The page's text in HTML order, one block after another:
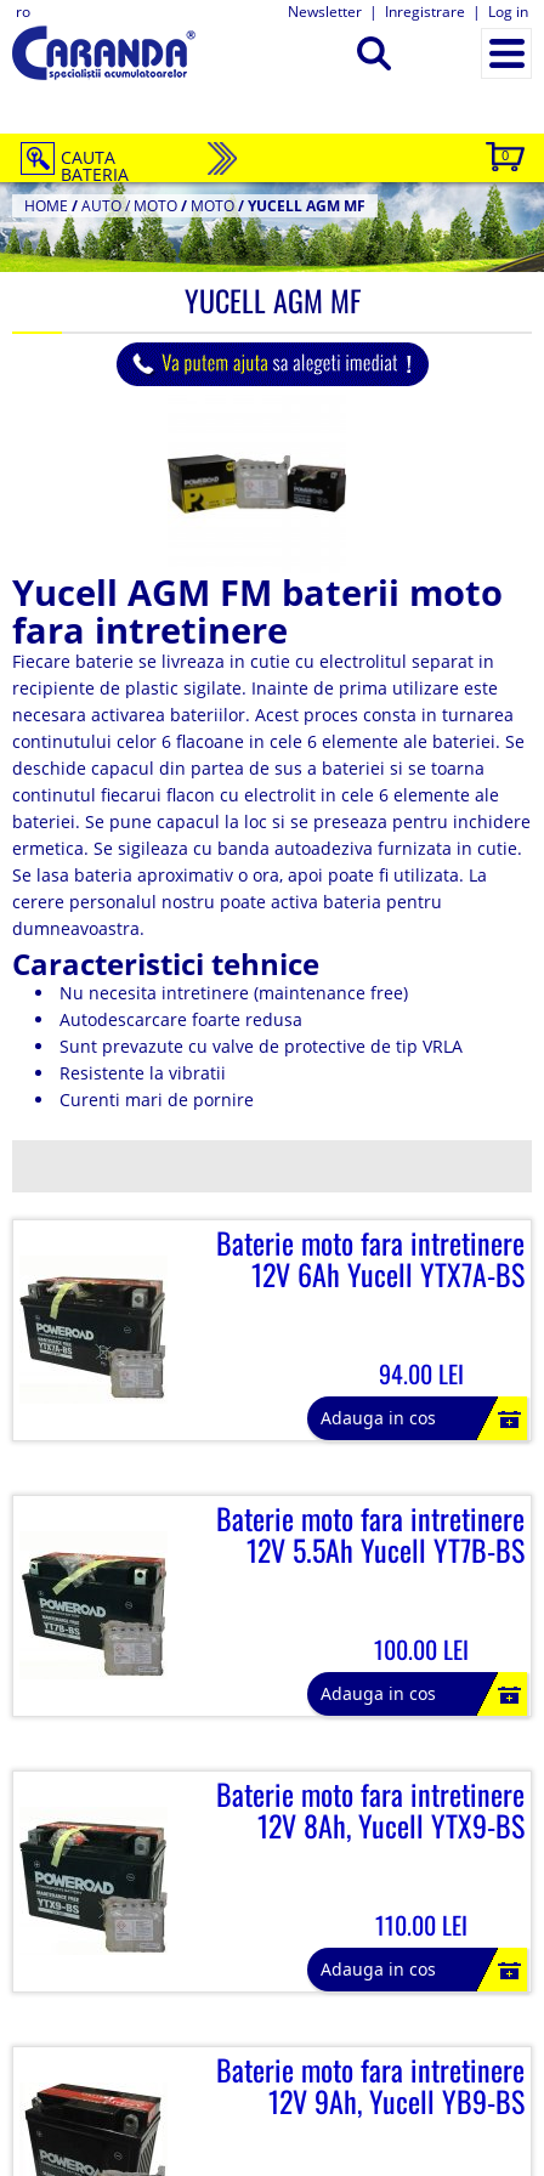
ro Newsletter | Inregistrare | Log in
0
CAUTA
BATERIA
HOME /AUTO / MOTO/ MOTO/YUCELL AGM MF
YUCELL AGM MF
Yucell AGM FM baterii moto
fara intretinere
Fiecare baterie se livreaza in cutie cu electrolitul separat in
recipiente de plastic sigilate. Inainte de prima utilizare este
necesara activarea bateriilor. Acest proces consta in turnarea
continutului celor 6 flacoane in cele 6 elemente ale bateriei. Se
deschide capacul din partea de sus a bateriei si se toarna
continutul fiecarui flacon cu electrolit in cele 6 elemente ale
bateriei. Se pune capacul la loc si se preseaza pentru inchidere
ermetica. Se sigileaza cu banda autoadeziva furnizata in cutie.
Se lasa bateria aproximativ o ora, apoi poate fi utilizata. La
cerere personalul nostru poate activa bateria pentru
dumneavoastra.
Caracteristici tehnice
Nu necesita intretinere (maintenance free)
Autodescarcare foarte redusa
Sunt prevazute cu valve de protective de tip VRLA
Resistente la vibratii
Curenti mari de pornire
Baterie moto fara intretinere
12V 6Ah Yucell YTX7A-BS
94.00 LEI
Adauga in cos
Baterie moto fara intretinere
12V 5.5Ah Yucell YT7B-BS
100.00 LEI
Adauga in cos
Baterie moto fara intretinere
12V 8Ah, Yucell YTX9-BS
110.00 LEI
Adauga in cos
Baterie moto fara intretinere
12V 9Ah, Yucell YB9-BS